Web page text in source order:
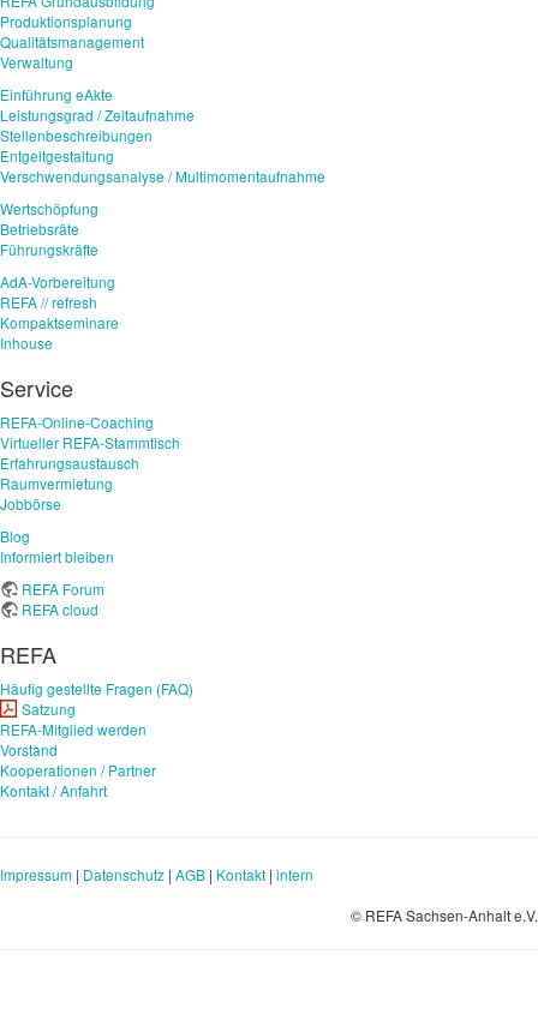
Produktionsplanung
Qualitätsmanagement
Verwaltung
Einführung eAkte
Leistungsgrad / Zeitaufnahme
Stellenbeschreibungen
Entgeltgestaltung
Verschwendungsanalyse / Multimomentaufnahme
Wertschöpfung
Betriebsräte
Führungskräfte
AdA-Vorbereitung
REFA // refresh
Kompaktseminare
Inhouse
Service
REFA-Online-Coaching
Virtueller REFA-Stammtisch
Erfahrungsaustausch
Raumvermietung
Jobbörse
Blog
Informiert bleiben
REFA Forum
REFA cloud
REFA
Häufig gestellte Fragen (FAQ)
Satzung
REFA-Mitglied werden
Vorstand
Kooperationen / Partner
Kontakt / Anfahrt
Impressum | Datenschutz | AGB | Kontakt | intern
© REFA Sachsen-Anhalt e.V.